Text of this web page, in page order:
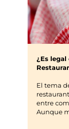
¿Es
El tema
entre
Aunque